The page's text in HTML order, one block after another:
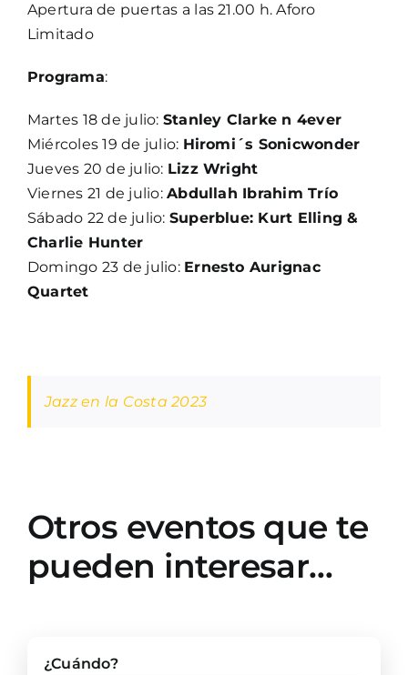
Apertura de puertas a las 21.00 h. Aforo
Limitado
Programa:
Martes 18 de julio: Stanley Clarke n 4ever
Miércoles 19 de julio: Hiromi´s Sonicwonder
Jueves 20 de julio: Lizz Wright
Viernes 21 de julio:Abdullah Ibrahim Trío
Sábado 22 de julio: Superblue: Kurt Elling &
Charlie Hunter
Domingo 23 de julio: Ernesto Aurignac
Quartet
Jazz en la Costa 2023
Otros eventos que te
pueden interesar…
¿Cuándo?